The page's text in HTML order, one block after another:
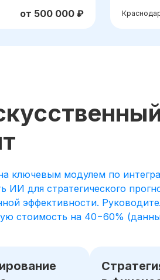
от 500 000 ₽
ключевым модулем по
ИИ для стратегического
эффективности.
стоимость на 40−60%